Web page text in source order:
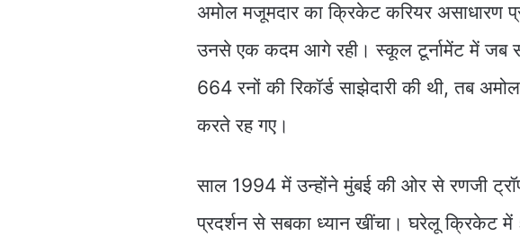
अमोल मजूमदार का क्रिकेट करियर असाधारण
उनसे एक कदम आगे रही। स्कूल टूर्नामेंट में जब
664 रनों की रिकॉर्ड साझेदारी की थी, तब
करते रह गए।
साल 1994 में उन्होंने मुंबई की ओर से रणजी
प्रदर्शन से सबका ध्यान खींचा। घरेलू क्रिकेट